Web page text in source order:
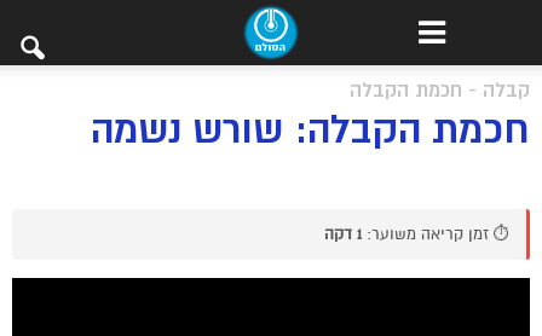
קבלה - חכמת הקבלה
חכמת הקבלה: שורש נשמה
⏱️ זמן קריאה משוער: 1 דקה